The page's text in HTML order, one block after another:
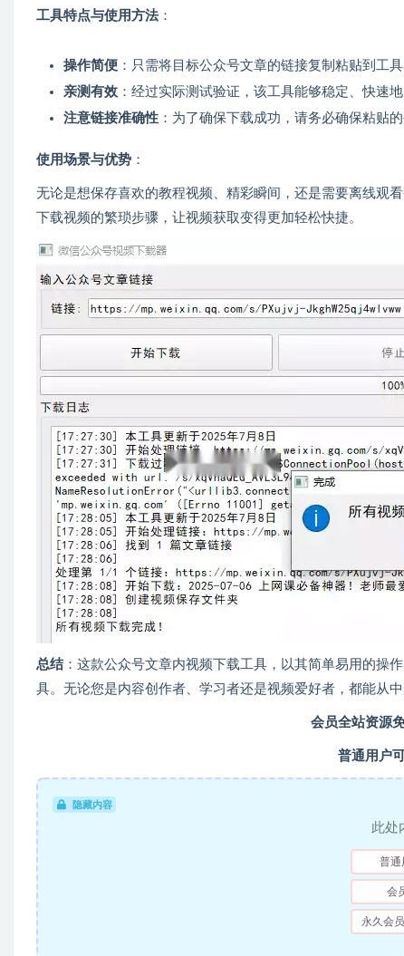
工具特点与使用方法：
操作简便 ：只需将目标公众号文章的链接复制粘贴到工
亲测有效 ：经过实际测试验证，该工具能够稳定、快速
注意链接准确性 ：为了确保下载成功，请务必确保粘贴
使用场景与优势 ：
无论是想保存喜欢的教程视频、精彩瞬间，还是需要离线观
下载视频的繁琐步骤，让视频获取变得更加轻松快捷。
总结：这款公众号文章内视频下载工具，以其简单易用的操
具。无论您是内容创作者、学习者还是视频爱好者，都能从
会员全站资源
普通用户
隐藏内容
此处
普通
会
永久会